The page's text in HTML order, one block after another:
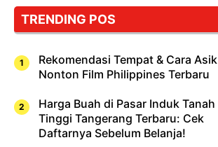
Cuma
Sushi!
TRENDING POS
Rekomendasi Tempat & Cara Asik
Nonton Film Philippines Terbaru
Harga Buah di Pasar Induk Tanah
Tinggi Tangerang Terbaru: Cek
Daftarnya Sebelum Belanja!